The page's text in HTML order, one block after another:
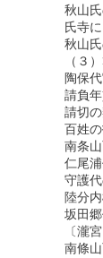
秋山氏の
氏寺によ
秋山氏
（３）郡
陶保代
請負年
請切の
百姓の
南条山西
仁尾浦
守護代の
陸分内
坂田郷
〔瀧宮氏
南條山西